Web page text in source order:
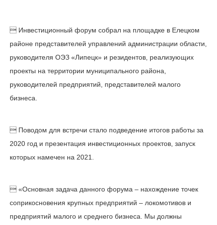
 Инвестиционный форум собрал на площадке в Елецком
районе представителей управлений администрации области,
руководителя ОЭЗ «Липецк» и резидентов, реализующих
проекты на территории муниципального района,
руководителей предприятий, представителей малого
бизнеса.
 Поводом для встречи стало подведение итогов работы за
2020 год и презентация инвестиционных проектов, запуск
которых намечен на 2021.
 «Основная задача данного форума – нахождение точек
соприкосновения крупных предприятий – локомотивов и
предприятий малого и среднего бизнеса. Мы должны